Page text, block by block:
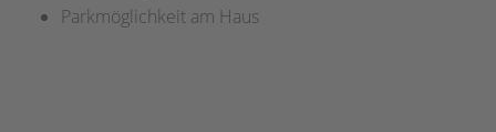
Parkmöglichkeit am Haus